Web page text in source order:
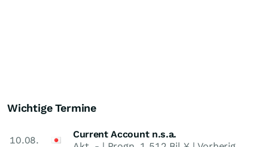
Wichtige Termine
10.08.
Current Account n.s.a.